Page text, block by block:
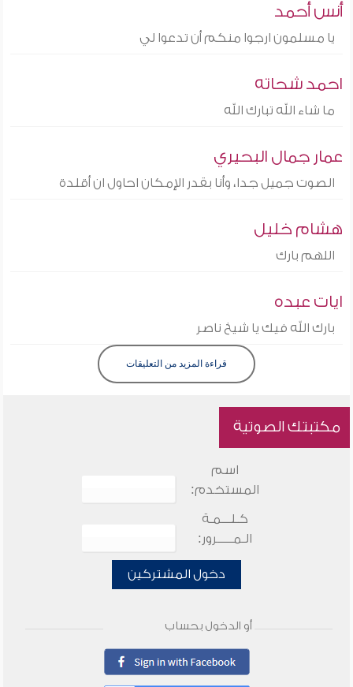
أنس أحمد
يا مسلمون ارجوا منكم أن تدعوا لي
احمد شحاته
ما شاء الله تبارك الله
عمار جمال البحيري
الصوت جميل جدا، وأنا بقدر الإمكان احاول ان أقلدة
هشام خليل
اللهم بارك
ايات عبده
بارك الله فيك يا شيخ ناصر
قراءة المزيد من التعليقات
مكتبتك الصوتية
اسم
المستخدم:
كـلـــمـة
الـمـــــرور:
دخول المشتركين
أو الدخول بحساب